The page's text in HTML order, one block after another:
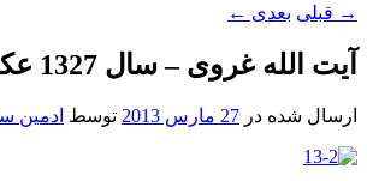
→ قبلی بعدی ←
آیت الله غروی – سال 1327 عکس 3
ارسال شده در 27 مارس 2013 توسط ادمین